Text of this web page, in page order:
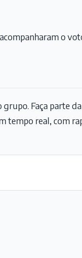
o
Faça parte da
tempo real, com